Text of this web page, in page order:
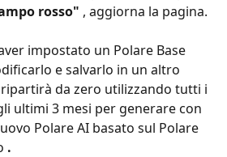
rosso" , aggiorna la pagina.
impostato un Polare Base
e salvarlo in un altro
da zero utilizzando tutti i
ultimi 3 mesi per generare con
Polare AI basato sul Polare
.